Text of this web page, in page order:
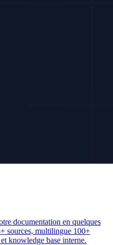
documentation en quelques
sources, multilingue 100+
knowledge base interne.